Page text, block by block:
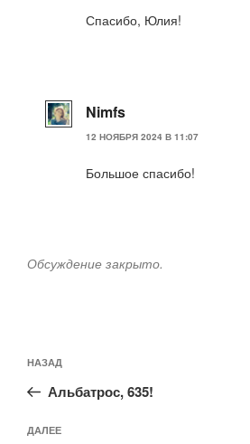
Спасибо, Юлия!
Nimfs
12 НОЯБРЯ 2024 В 11:07
Большое спасибо!
Обсуждение закрыто.
по
записям
Предыдущая
запись:
НАЗАД
Альбатрос, 635!
Следующая
ДАЛЕЕ